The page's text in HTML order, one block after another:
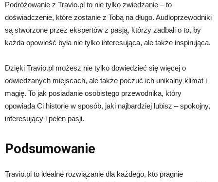
Podróżowanie z Travio.pl to nie tylko zwiedzanie – to
doświadczenie, które zostanie z Tobą na długo. Audioprzewodniki
są stworzone przez ekspertów z pasją, którzy zadbali o to, by
każda opowieść była nie tylko interesująca, ale także inspirująca.
Dzięki Travio.pl możesz nie tylko dowiedzieć się więcej o
odwiedzanych miejscach, ale także poczuć ich unikalny klimat i
magię. To jak posiadanie osobistego przewodnika, który
opowiada Ci historie w sposób, jaki najbardziej lubisz – spokojny,
interesujący i pełen pasji.
Podsumowanie
Travio.pl to idealne rozwiązanie dla każdego, kto pragnie